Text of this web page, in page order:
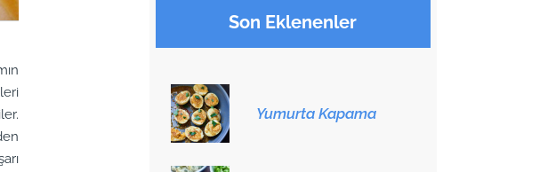
Son Eklenenler
Yumurta Kapama